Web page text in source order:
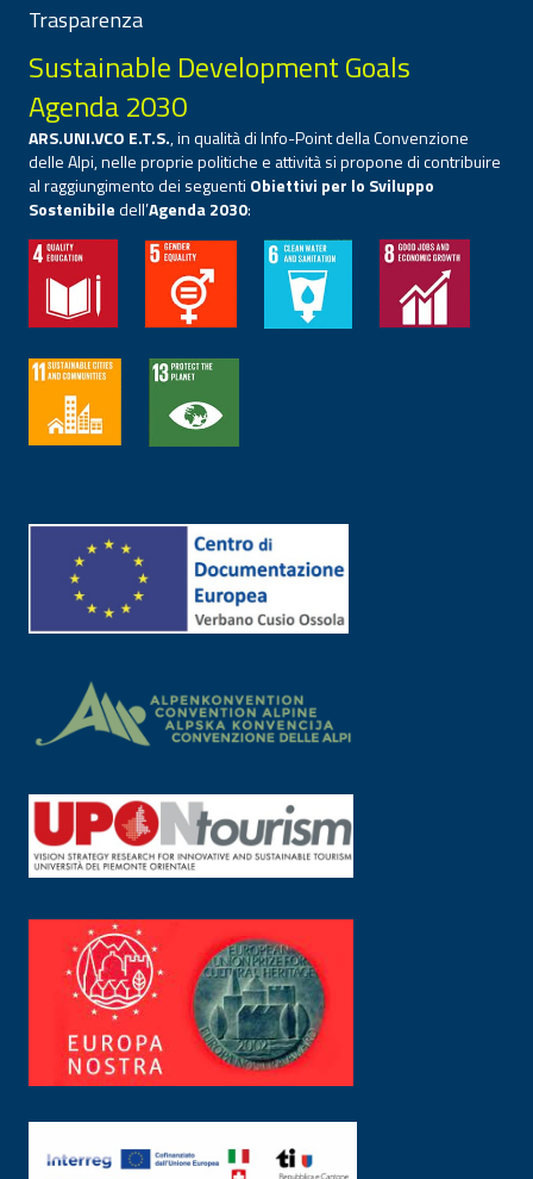
Trasparenza
Sustainable Development Goals
Agenda 2030
ARS.UNI.VCO E.T.S., in qualità di Info-Point della Convenzione
delle Alpi, nelle proprie politiche e attività si propone di contribuire
al raggiungimento dei seguenti Obiettivi per lo Sviluppo
Sostenibiledell’Agenda 2030: